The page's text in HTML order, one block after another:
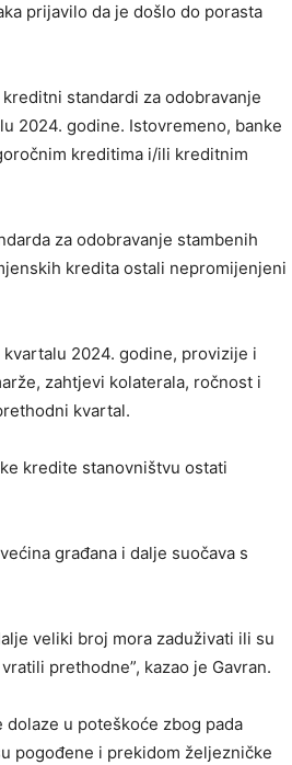
prijavilo da je došlo do porasta
standardi za odobravanje
2024. godine. Istovremeno, banke
kreditima i/ili kreditnim
za odobravanje stambenih
kredita ostali nepromijenjeni
2024. godine, provizije i
zahtjevi kolaterala, ročnost i
kvartal.
kredite stanovništvu ostati
građana i dalje suočava s
veliki broj mora zaduživati ili su
prethodne”, kazao je Gavran.
u poteškoće zbog pada
pogođene i prekidom željezničke